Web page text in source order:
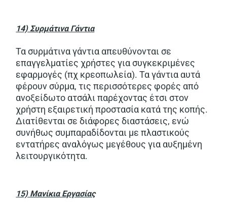
14) Συρμάτινα Γάντια
Τα συρμάτινα γάντια απευθύνονται σε
επαγγελματίες χρήστες για συγκεκριμένες
εφαρμογές (πχ κρεοπωλεία). Τα γάντια αυτά
φέρουν σύρμα, τις περισσότερες φορές από
ανοξείδωτο ατσάλι παρέχοντας έτσι στον
χρήστη εξαιρετική προστασία κατά της κοπής.
Διατίθενται σε διάφορες διαστάσεις, ενώ
συνήθως συμπαραδίδονται με πλαστικούς
εντατήρες αναλόγως μεγέθους για αυξημένη
λειτουργικότητα.
15) Μανίκια Εργασίας